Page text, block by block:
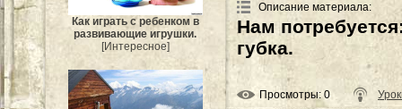
Как играть с ребенком в
развивающие игрушки.
[Интересное]
Описание материала:
Нам
губка.
Просмотры: 0